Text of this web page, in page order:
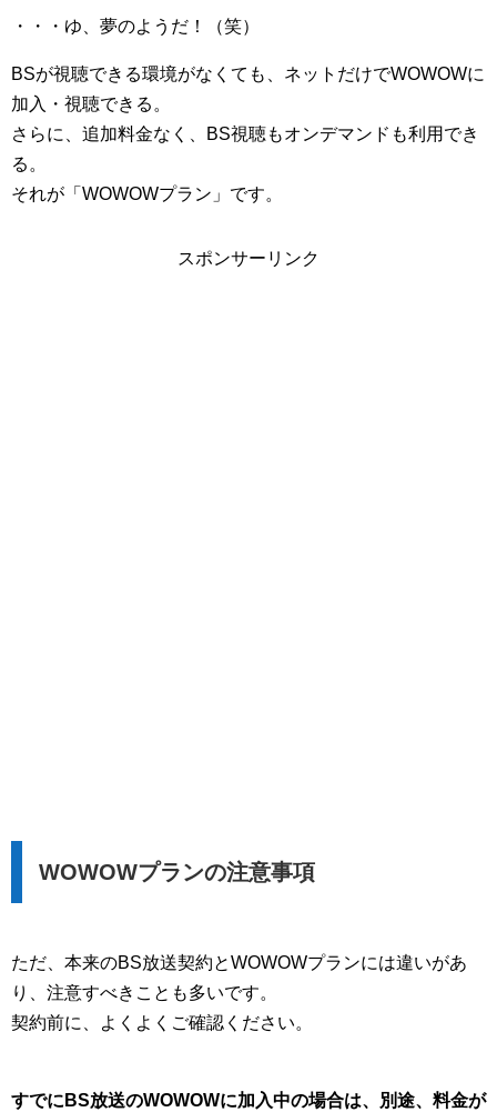
・・・ゆ、夢のようだ！（笑）
BSが視聴できる環境がなくても、ネットだけでWOWOWに
加入・視聴できる。
さらに、追加料金なく、BS視聴もオンデマンドも利用でき
る。
それが「WOWOWプラン」です。
スポンサーリンク
WOWOWプランの注意事項
ただ、本来のBS放送契約とWOWOWプランには違いがあ
り、注意すべきことも多いです。
契約前に、よくよくご確認ください。
すでにBS放送のWOWOWに加入中の場合は、別途、料金が